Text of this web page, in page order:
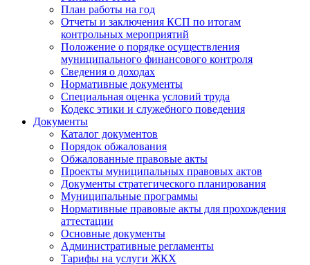
План работы на год
Отчеты и заключения КСП по итогам
контрольных мероприятий
Положение о порядке осуществления
муниципального финансового контроля
Сведения о доходах
Нормативные документы
Специальная оценка условий труда
Кодекс этики и служебного поведения
Документы
Каталог документов
Порядок обжалования
Обжалованные правовые акты
Проекты муниципальных правовых актов
Документы стратегического планирования
Муниципальные программы
Нормативные правовые акты для прохождения
аттестации
Основные документы
Административные регламенты
Тарифы на услуги ЖКХ